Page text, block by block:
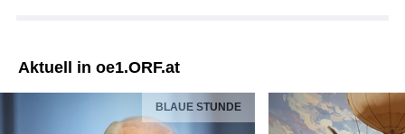
Aktuell in oe1.ORF.at
BLAUE STUNDE